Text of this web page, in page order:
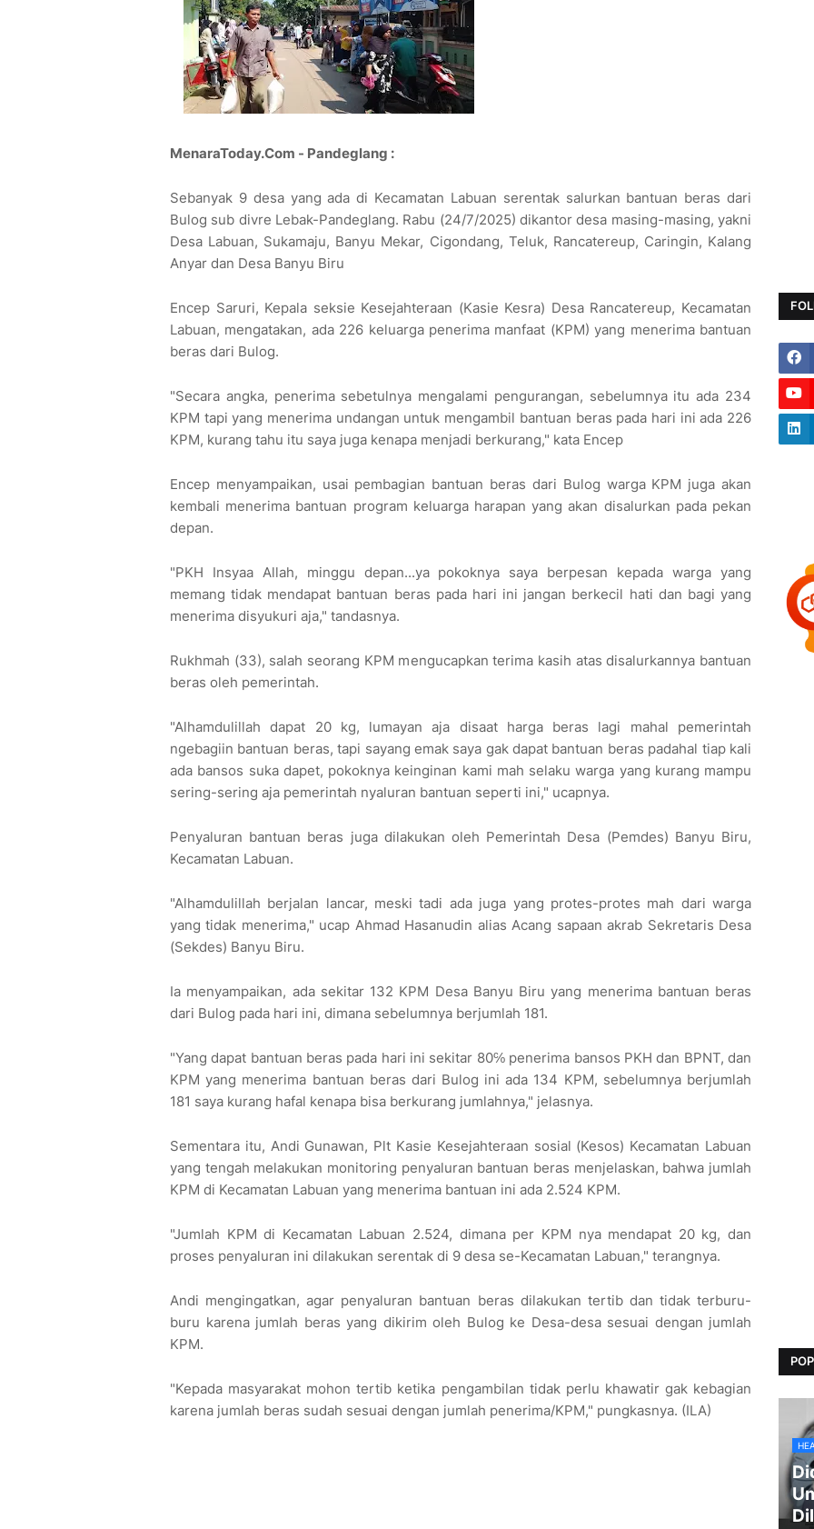
MenaraToday.Com - Pandeglang :
Sebanyak 9 desa yang ada di Kecamatan Labuan serentak salurkan bantuan beras dari
Bulog sub divre Lebak-Pandeglang. Rabu (24/7/2025) dikantor desa masing-masing, yakni
Desa Labuan, Sukamaju, Banyu Mekar, Cigondang, Teluk, Rancatereup, Caringin, Kalang
Anyar dan Desa Banyu Biru
Encep Saruri, Kepala seksie Kesejahteraan (Kasie Kesra) Desa Rancatereup, Kecamatan
Labuan, mengatakan, ada 226 keluarga penerima manfaat (KPM) yang menerima bantuan
beras dari Bulog.
"Secara angka, penerima sebetulnya mengalami pengurangan, sebelumnya itu ada 234
KPM tapi yang menerima undangan untuk mengambil bantuan beras pada hari ini ada 226
KPM, kurang tahu itu saya juga kenapa menjadi berkurang," kata Encep
Encep menyampaikan, usai pembagian bantuan beras dari Bulog warga KPM juga akan
kembali menerima bantuan program keluarga harapan yang akan disalurkan pada pekan
depan.
"PKH Insyaa Allah, minggu depan...ya pokoknya saya berpesan kepada warga yang
memang tidak mendapat bantuan beras pada hari ini jangan berkecil hati dan bagi yang
menerima disyukuri aja," tandasnya.
Rukhmah (33), salah seorang KPM mengucapkan terima kasih atas disalurkannya bantuan
beras oleh pemerintah.
"Alhamdulillah dapat 20 kg, lumayan aja disaat harga beras lagi mahal pemerintah
ngebagiin bantuan beras, tapi sayang emak saya gak dapat bantuan beras padahal tiap kali
ada bansos suka dapet, pokoknya keinginan kami mah selaku warga yang kurang mampu
sering-sering aja pemerintah nyaluran bantuan seperti ini," ucapnya.
Penyaluran bantuan beras juga dilakukan oleh Pemerintah Desa (Pemdes) Banyu Biru,
Kecamatan Labuan.
"Alhamdulillah berjalan lancar, meski tadi ada juga yang protes-protes mah dari warga
yang tidak menerima," ucap Ahmad Hasanudin alias Acang sapaan akrab Sekretaris Desa
(Sekdes) Banyu Biru.
Ia menyampaikan, ada sekitar 132 KPM Desa Banyu Biru yang menerima bantuan beras
dari Bulog pada hari ini, dimana sebelumnya berjumlah 181.
"Yang dapat bantuan beras pada hari ini sekitar 80℅ penerima bansos PKH dan BPNT, dan
KPM yang menerima bantuan beras dari Bulog ini ada 134 KPM, sebelumnya berjumlah
181 saya kurang hafal kenapa bisa berkurang jumlahnya," jelasnya.
Sementara itu, Andi Gunawan, Plt Kasie Kesejahteraan sosial (Kesos) Kecamatan Labuan
yang tengah melakukan monitoring penyaluran bantuan beras menjelaskan, bahwa jumlah
KPM di Kecamatan Labuan yang menerima bantuan ini ada 2.524 KPM.
"Jumlah KPM di Kecamatan Labuan 2.524, dimana per KPM nya mendapat 20 kg, dan
proses penyaluran ini dilakukan serentak di 9 desa se-Kecamatan Labuan," terangnya.
Andi mengingatkan, agar penyaluran bantuan beras dilakukan tertib dan tidak terburu-
buru karena jumlah beras yang dikirim oleh Bulog ke Desa-desa sesuai dengan jumlah
KPM.
"Kepada masyarakat mohon tertib ketika pengambilan tidak perlu khawatir gak kebagian
karena jumlah beras sudah sesuai dengan jumlah penerima/KPM," pungkasnya. (ILA)